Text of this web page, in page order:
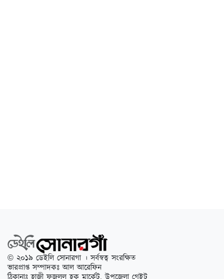
© ২০১৯ ডেইলি সোনারগা । সর্বস্বত্ব সংরক্ষিত
ভারপ্রাপ্ত সম্পাদকঃ আল আরেফিন